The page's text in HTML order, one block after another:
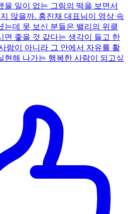
을 일이 없는 그림의 떡을 보면서
않을까. 홍진채 대표님이 영상 속
는데 못 보신 분들은 밸리의 위클
면 좋을 것 같다는 생각이 들고 한
람이 아니라 그 안에서 자유를 활
현해 나가는 행복한 사람이 되고싶